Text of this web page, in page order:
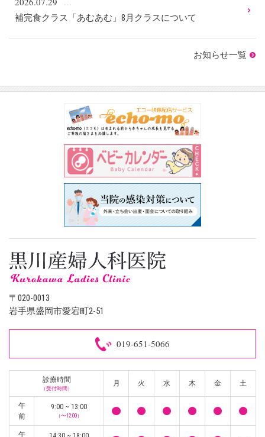
補完食クラス「あむあむ」8月クラスについて
お知らせ一覧
〒020-0013
岩手県盛岡市愛宕町2-51
019-651-5066
診療時間
（受付時間）
月 火 水 木 金 土
午
前
9:00 ~ 13:00
（〜12:00）
午